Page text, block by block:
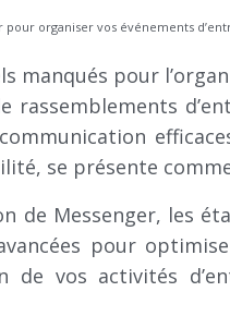
organiser vos événements
manqués pour
rassemblements
se présente
de Messenger, les
pour
vos activités